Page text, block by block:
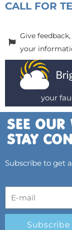
CALL FOR
Give
your
your
Subscribe to get
Subscribe